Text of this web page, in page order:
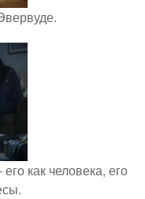
как человека, его